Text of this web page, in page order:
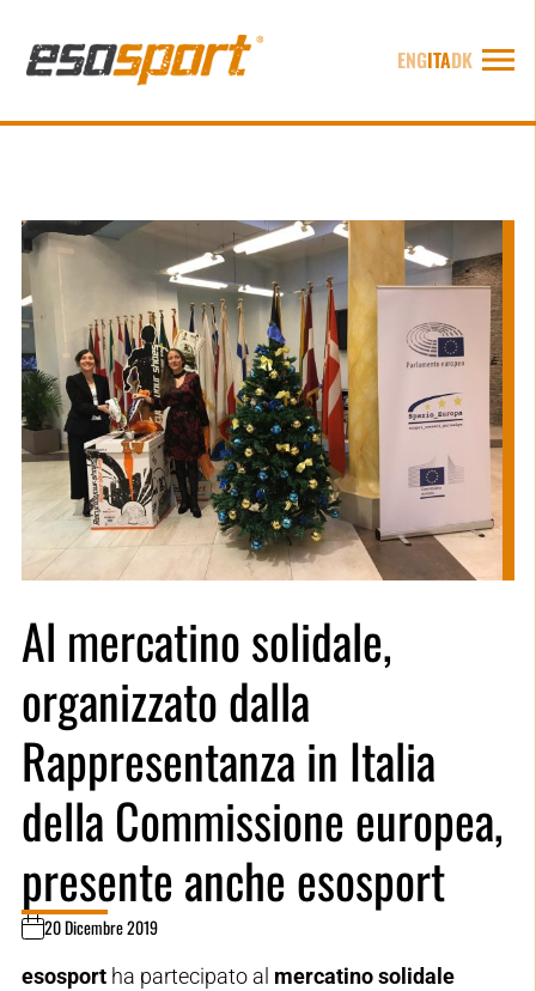
ENGITADK
Al mercatino solidale,
organizzato dalla
Rappresentanza in Italia
della Commissione europea,
presente anche esosport
20 Dicembre 2019
esosport ha partecipato al mercatino solidale